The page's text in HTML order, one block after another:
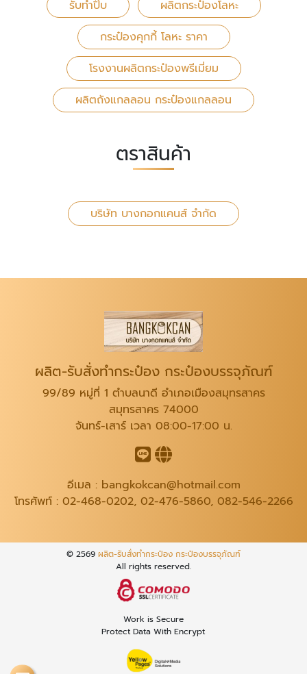
รับทำปิ๊บ
ผลิตกระป๋องโลหะ
กระป๋องคุกกี้ โลหะ ราคา
โรงงานผลิตกระป๋องพรีเมี่ยม
ผลิตถังแกลลอน กระป๋องแกลลอน
ตราสินค้า
บริษัท บางกอกแคนส์ จำกัด
ผลิต-รับสั่งทำกระป๋อง กระป๋องบรรจุภัณฑ์
99/89 หมู่ที่ 1 ตำบลนาดี อำเภอเมืองสมุทรสาคร
สมุทรสาคร 74000
จันทร์-เสาร์ เวลา 08:00-17:00 น.
อีเมล : bangkokcan@hotmail.com
โทรศัพท์ : 02-468-0202, 02-476-5860, 082-546-2266
© 2569 ผลิต-รับสั่งทำกระป๋อง กระป๋องบรรจุภัณฑ์
All rights reserved.
Work is Secure
Protect Data With Encrypt